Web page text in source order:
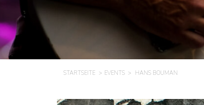
STARTSEITE EVENTS HANS BOUMAN